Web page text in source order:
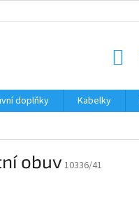
doplňky Kabelky
obuv 10336/41